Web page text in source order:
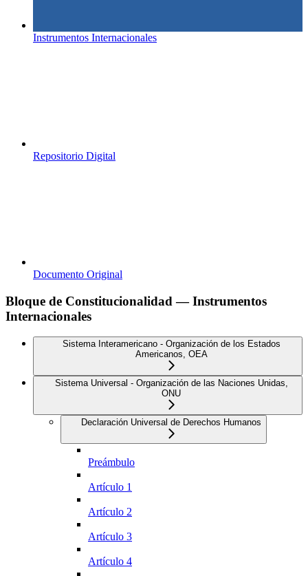
Instrumentos Internacionales
Repositorio Digital
Documento Original
Bloque de Constitucionalidad — Instrumentos
Internacionales
Sistema Interamericano - Organización de los Estados
Americanos, OEA
Sistema Universal - Organización de las Naciones Unidas,
ONU
Declaración Universal de Derechos Humanos
Preámbulo
Artículo 1
Artículo 2
Artículo 3
Artículo 4